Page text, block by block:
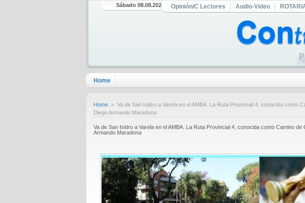
Sábado 08.08.2026 Opinión/C Lectores Audio-Video
Home
Home » Va de San Isidro a Varela en el AMBA. La Ruta Provincial 4, conocida como
Diego Armando Maradona
Va de San Isidro a Varela en el AMBA. La Ruta Provincial 4, conocida como Camino
Armando Maradona